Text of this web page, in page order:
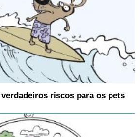
riscos para os pets